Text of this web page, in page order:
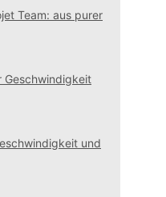
Team: aus purer
Geschwindigkeit
und